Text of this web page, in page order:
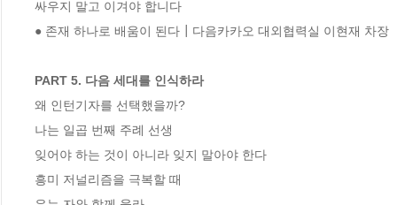
싸우지 말고 이겨야 합니다
● 존재 하나로 배움이 된다┃다음카카오 대외협력실 이현재 차장
PART 5. 다음 세대를 인식하라
왜 인턴기자를 선택했을까?
나는 일곱 번째 주례 선생
잊어야 하는 것이 아니라 잊지 말아야 한다
흥미 저널리즘을 극복할 때